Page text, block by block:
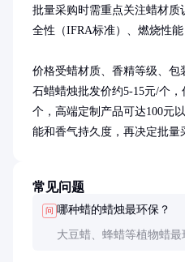
批量采购时需重点关注蜡材
全性（IFRA标准）、燃烧性
价格受蜡材质、香精等级、包
石蜡蜡烛批发价约5-15元/个
个，高端定制产品可达100元
能和香气持久度，再决定批量
常见问题
问 哪种蜡的蜡烛最环保？
大豆蜡、蜂蜡等植物蜡最